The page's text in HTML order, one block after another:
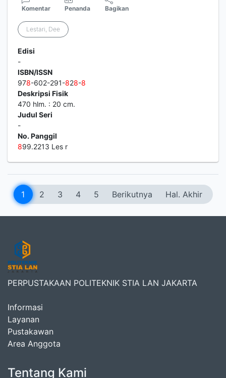
Komentar Penanda Bagikan
Lestari, Dee
Edisi
-
ISBN/ISSN
978-602-291-828-8
Deskripsi Fisik
470 hlm. : 20 cm.
Judul Seri
-
No. Panggil
899.2213 Les r
1 2 3 4 5 Berikutnya Hal. Akhir
PERPUSTAKAAN POLITEKNIK STIA LAN JAKARTA
Informasi
Layanan
Pustakawan
Area Anggota
Tentang Kami